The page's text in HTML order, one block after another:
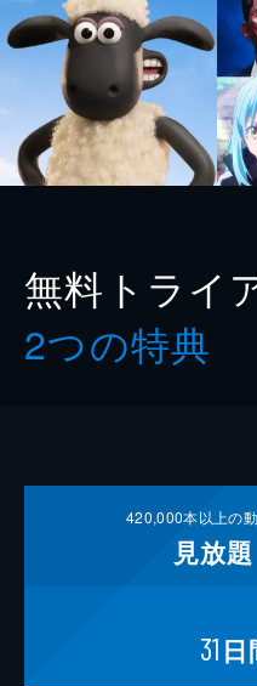
無料トライ
2つの特典
420,000本以上の
見放題
31 日